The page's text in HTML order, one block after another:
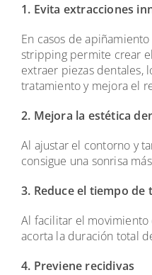
1. Evita extracciones
En casos de
stripping permite crear
extraer piezas dentales,
tratamiento y mejora el
2. Mejora la estética
Al ajustar el contorno y
consigue una sonrisa
3. Reduce el tiempo
Al facilitar el movimiento
acorta la duración total
4. Previene recidivas